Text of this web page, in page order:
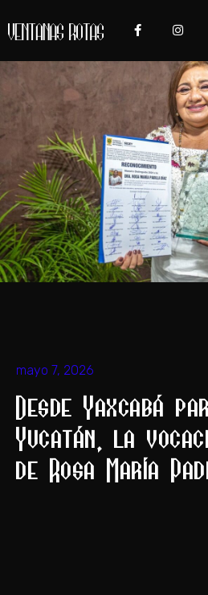
mayo 7, 2026
Desde Yaxcabá
Yucatán, la
de Rosa María